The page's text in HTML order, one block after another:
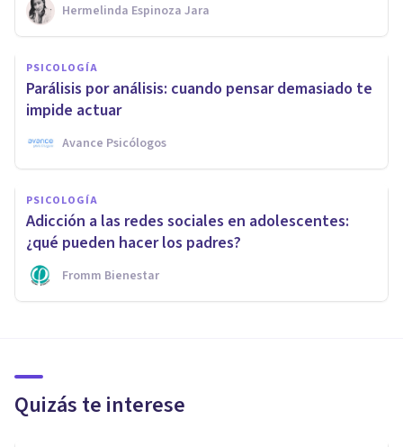
Hermelinda Espinoza Jara
PSICOLOGÍA
Parálisis por análisis: cuando pensar demasiado te
impide actuar
Avance Psicólogos
PSICOLOGÍA
Adicción a las redes sociales en adolescentes:
¿qué pueden hacer los padres?
Fromm Bienestar
Quizás te interese